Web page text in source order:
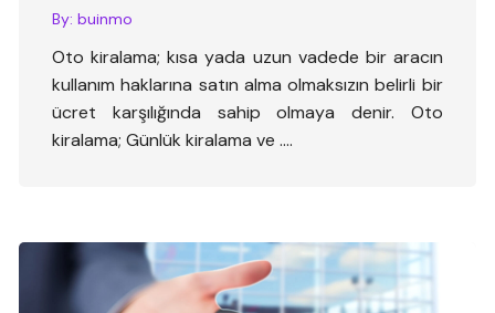
By: buinmo
Oto kiralama; kısa yada uzun vadede bir aracın
kullanım haklarına satın alma olmaksızın belirli bir
ücret karşılığında sahip olmaya denir. Oto
kiralama; Günlük kiralama ve ….